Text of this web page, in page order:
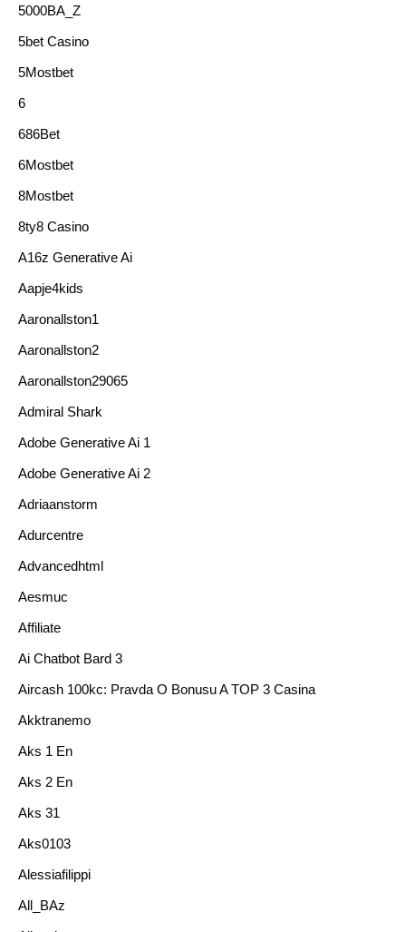
5000BA_Z
5bet Casino
5Mostbet
6
686Bet
6Mostbet
8Mostbet
8ty8 Casino
A16z Generative Ai
Aapje4kids
Aaronallston1
Aaronallston2
Aaronallston29065
Admiral Shark
Adobe Generative Ai 1
Adobe Generative Ai 2
Adriaanstorm
Adurcentre
Advancedhtml
Aesmuc
Affiliate
Ai Chatbot Bard 3
Aircash 100kc: Pravda O Bonusu A TOP 3 Casina
Akktranemo
Aks 1 En
Aks 2 En
Aks 31
Aks0103
Alessiafilippi
All_BAz